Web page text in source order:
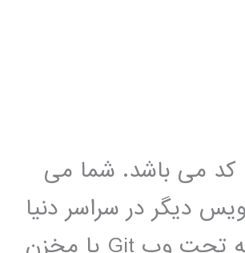
می باشد. شما می
دیگر در سراسر دنیا
نرم افزارهای جدید ایجاد کنید. گیت هاب یک نسخه تحت وب Git یا مخزن